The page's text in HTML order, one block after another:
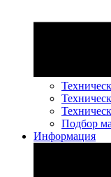
Подбор
Информация